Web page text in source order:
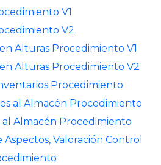
V1
V2
Alturas Procedimiento V1
Alturas Procedimiento V2
Procedimiento
al Almacén Procedimiento
al Almacén Procedimiento
Valoración Control